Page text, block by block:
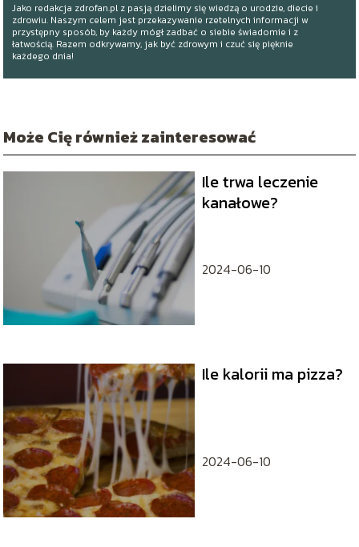
Jako redakcja zdrofan.pl z pasją dzielimy się wiedzą o urodzie, diecie i
zdrowiu. Naszym celem jest przekazywanie rzetelnych informacji w
przystępny sposób, by każdy mógł zadbać o siebie świadomie i z
łatwością. Razem odkrywamy, jak być zdrowym i czuć się pięknie
każdego dnia!
Może Cię również zainteresować
Ile trwa leczenie
kanałowe?
2024-06-10
Ile kalorii ma pizza?
2024-06-10